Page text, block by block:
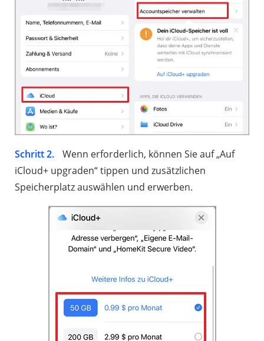
Schritt 2.
Wenn erforderlich, können Sie auf „Auf
iCloud+ upgraden“ tippen und zusätzlichen
Speicherplatz auswählen und erwerben.